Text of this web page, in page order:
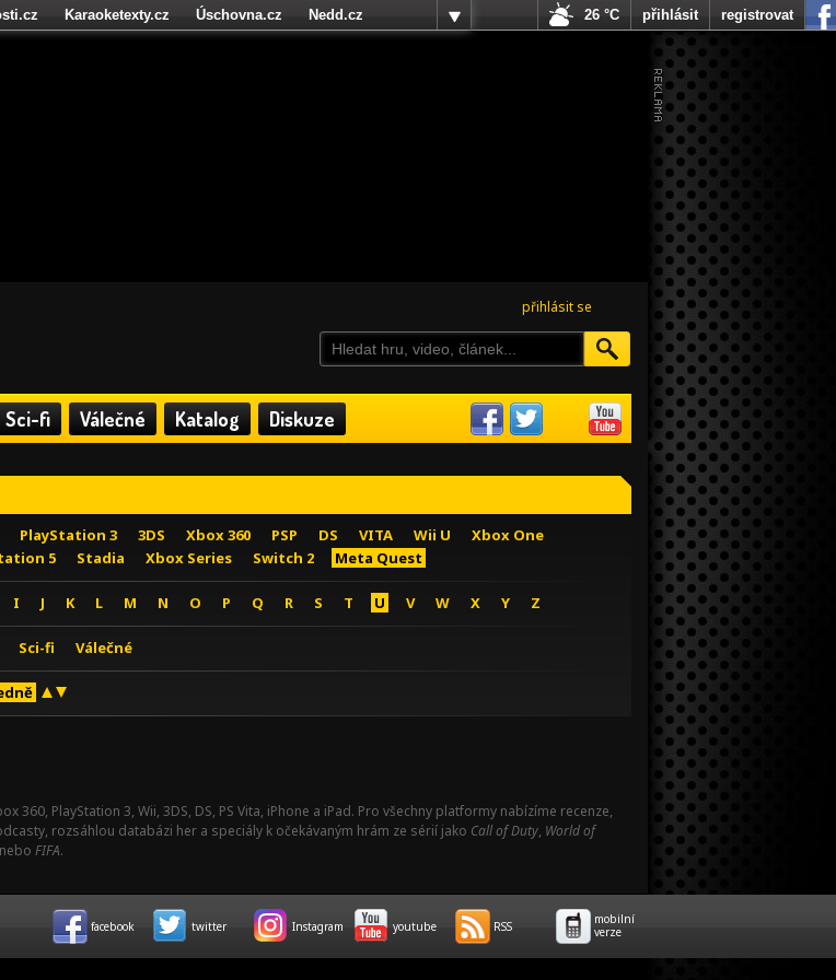
přihlásit se
Sci-fi Válečné Katalog Diskuze
PlayStation 3 3DS Xbox 360 PSP DS VITA Wii U
Xbox One
5 Stadia Xbox Series Switch 2 Meta Quest
I J K L M N O P Q R S T U V W X Y Z
Sci-fi Válečné
360, PlayStation 3, Wii, 3DS, DS, PS Vita, iPhone a iPad. Pro všechny platformy nabízíme recenze,
rozsáhlou databázi her a speciály k očekávaným hrám ze sérií jako Call of Duty, World of
nebo FIFA.
Karaoketexty.cz Úschovna.cz
Nedd.cz
26 °C přihlásit registrovat
facebook twitter Instagram youtube RSS
mobilní
verze